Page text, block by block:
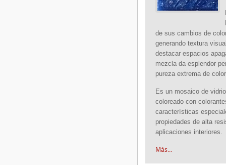
de sus cambios de
generando textura
destacar espacios
mezcla da esplendor
pureza extrema de
Es un mosaico de
coloreado con
características
propiedades de alta
aplicaciones interiores.
Más...